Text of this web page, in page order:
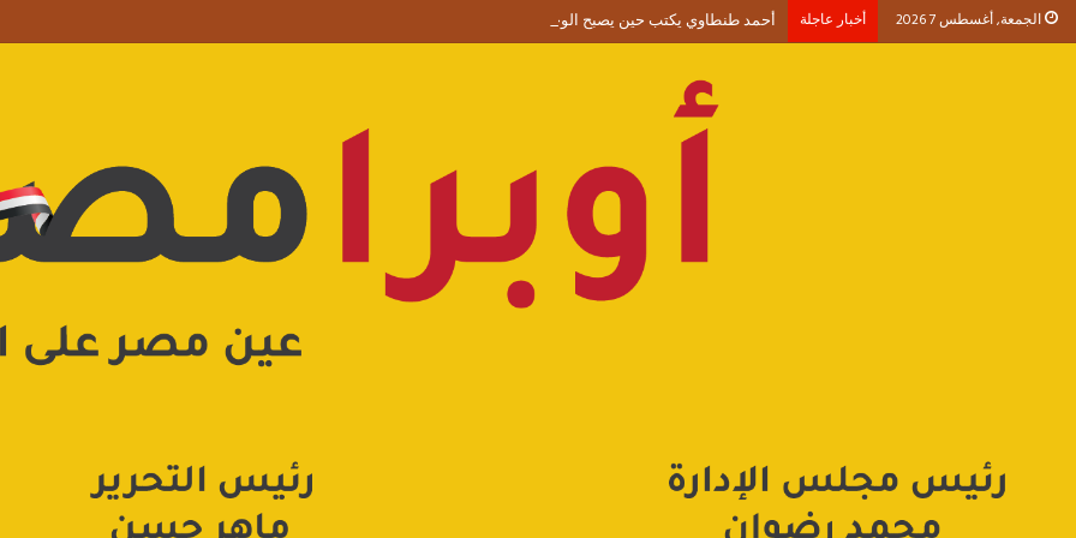
الجمعة, أغسطس 7 2026 أخبار عاجلة أحمد طنطاوي يكتب حين يصبح الوجود علامة استفهام